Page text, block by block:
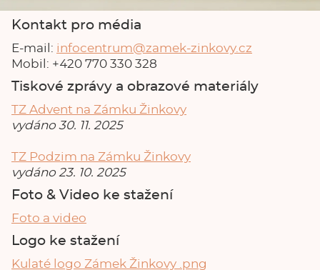
Kontakt pro média
E-mail: infocentrum@zamek-zinkovy.cz
Mobil: +420 770 330 328
Tiskové zprávy a obrazové materiály
TZ Advent na Zámku Žinkovy
vydáno 30. 11. 2025
TZ Podzim na Zámku Žinkovy
vydáno 23. 10. 2025
Foto & Video ke stažení
Foto a video
Logo ke stažení
Kulaté logo Zámek Žinkovy .png